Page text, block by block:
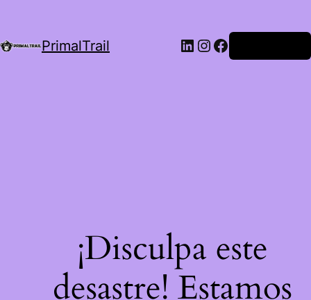
PrimalTrail LinkedIn
Instagram
Facebook
¡Disculpa este
desastre! Estamos